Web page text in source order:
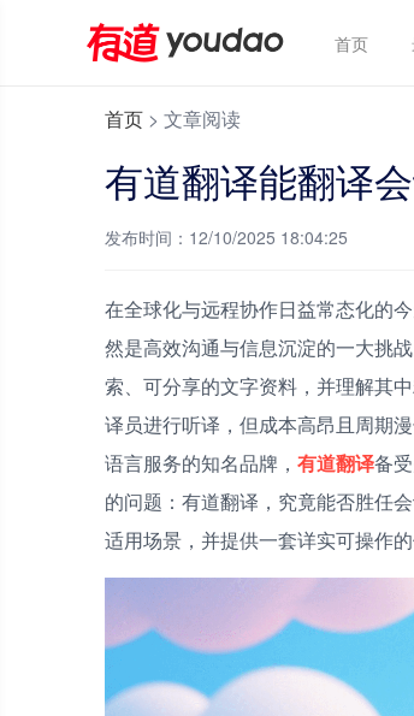
首页
首页 > 文章阅读
有道翻译能翻译
发布时间：12/10/2025 18:04:25
在全球化与远程协作日益常态化的
然是高效沟通与信息沉淀的一大挑
索、可分享的文字资料，并理解其
译员进行听译，但成本高昂且周期
语言服务的知名品牌， 有道翻译备
的问题：有道翻译，究竟能否胜任
适用场景，并提供一套详实可操作的